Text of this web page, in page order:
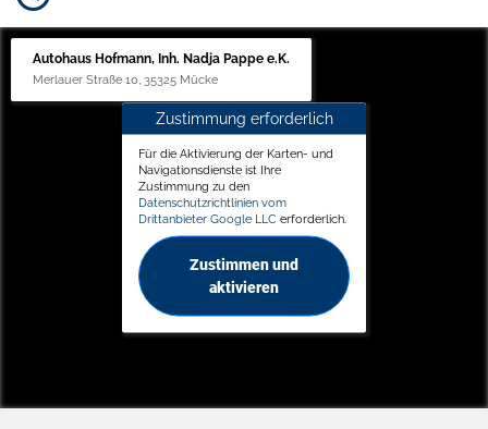
Autohaus Hofmann, Inh. Nadja Pappe e.K.
Merlauer Straße 10, 35325 Mücke
Zustimmung erforderlich
Für die Aktivierung der Karten- und
Navigationsdienste ist Ihre
Zustimmung zu den
Datenschutzrichtlinien vom
Drittanbieter Google LLC erforderlich.
Zustimmen und
aktivieren